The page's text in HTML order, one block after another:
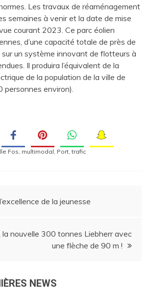
Les travaux de réaménagement
semaines à venir et la date de mise
courant 2023. Ce parc éolien
d’une capacité totale de près de
un système innovant de flotteurs à
Il produira l’équivalent de la
de la population de la ville de
personnes environ).
Fos, multimodal, Port,trafic
de la jeunesse
nouvelle 300 tonnes Liebherr avec
une flèche de 90 m !
NEWS